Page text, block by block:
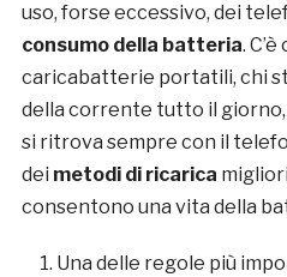
uso, forse eccessivo, dei
consumo della batteria.
caricabatterie portatili, chi
della corrente tutto il
si ritrova sempre con il
dei metodi di ricarica
consentono una vita della
Una delle regole più